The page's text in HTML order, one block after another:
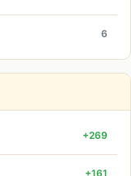
6
+269
+161